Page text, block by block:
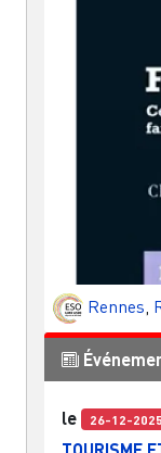
Rennes,
le 26-12-2025